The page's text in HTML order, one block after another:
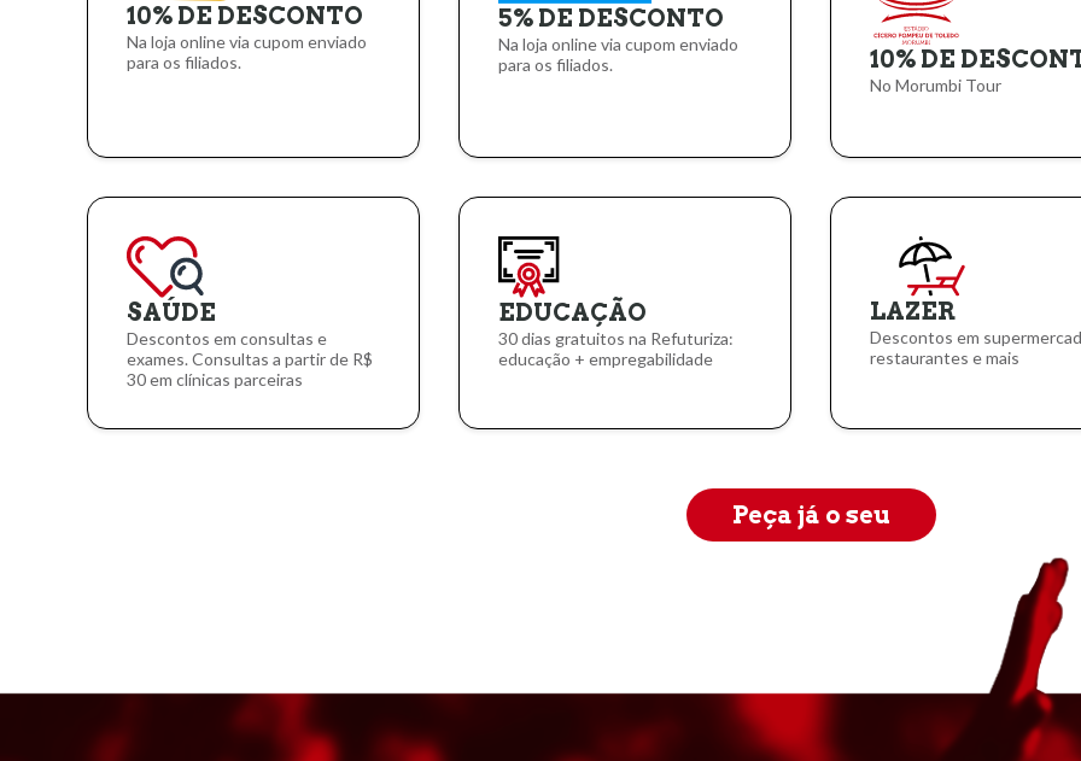
10% DE DESCONTO
Na loja online via cupom enviado
para os filiados.
5% DE DESCONTO
Na loja online via cupom enviado
para os filiados.
10% DE
No Morumbi Tour
SAÚDE
Descontos em consultas e
exames. Consultas a partir de R$
30 em clínicas parceiras
EDUCAÇÃO
30 dias gratuitos na Refuturiza:
educação + empregabilidade
LAZER
Descontos em
restaurantes e mais
Peça já o seu